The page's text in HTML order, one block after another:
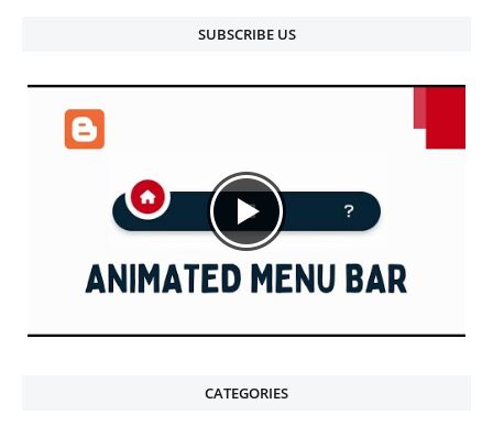
SUBSCRIBE US
CATEGORIES